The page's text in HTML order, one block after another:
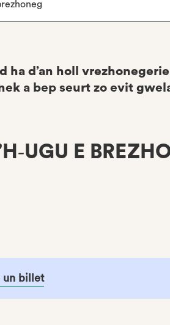
ha d’an holl
a bep seurt zo evit
E
un billet